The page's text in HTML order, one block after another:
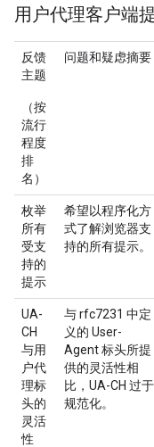
用户代理客户端
反馈
主题
（按
流行
程度
排
名）
问题和疑虑摘要
枚举
所有
受支
持的
提示
希望以程序化方
式了解浏览器支
持的所有提示。
UA-
CH
与用
户代
理标
头的
灵活
性
与 rfc7231 中定
义的 User-
Agent 标头所提
供的灵活性相
比，UA-CH 过于
规范化。